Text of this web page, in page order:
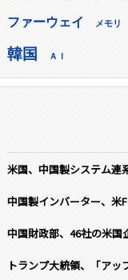
ファーウェイ メモリ
韓国 ＡＩ
米国、中国製システム連
中国製インバーター、米
中国財政部、46社の米国
トランプ大統領、「ア